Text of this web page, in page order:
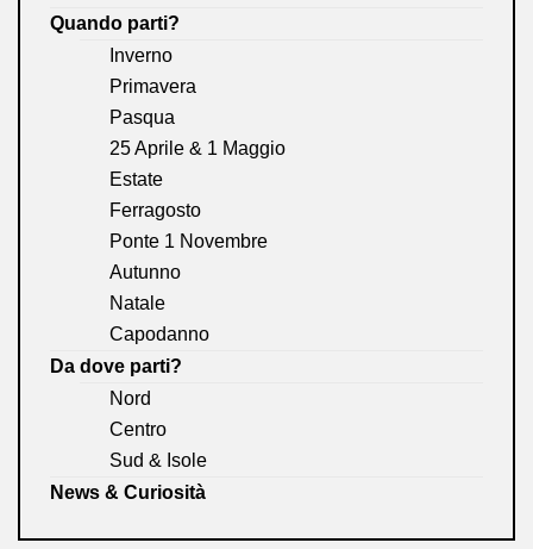
Quando parti?
Inverno
Primavera
Pasqua
25 Aprile & 1 Maggio
Estate
Ferragosto
Ponte 1 Novembre
Autunno
Natale
Capodanno
Da dove parti?
Nord
Centro
Sud & Isole
News & Curiosità